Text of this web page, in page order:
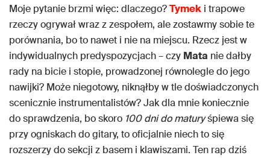
Moje pytanie brzmi więc: dlaczego?Tymek i trapowe
rzeczy ogrywał wraz z zespołem, ale zostawmy sobie te
porównania, bo to nawet i nie na miejscu. Rzecz jest w
indywidualnych predyspozycjach – czy Mata nie dałby
rady na bicie i stopie, prowadzonej równolegle do jego
nawijki? Może niegotowy, niknąłby w tle doświadczonych
scenicznie instrumentalistów? Jak dla mnie koniecznie
do sprawdzenia, bo skoro 100 dni do maturyśpiewa się
przy ogniskach do gitary, to oficjalnie niech to się
rozszerzy do sekcji z basem i klawiszami. Ten rap dziś